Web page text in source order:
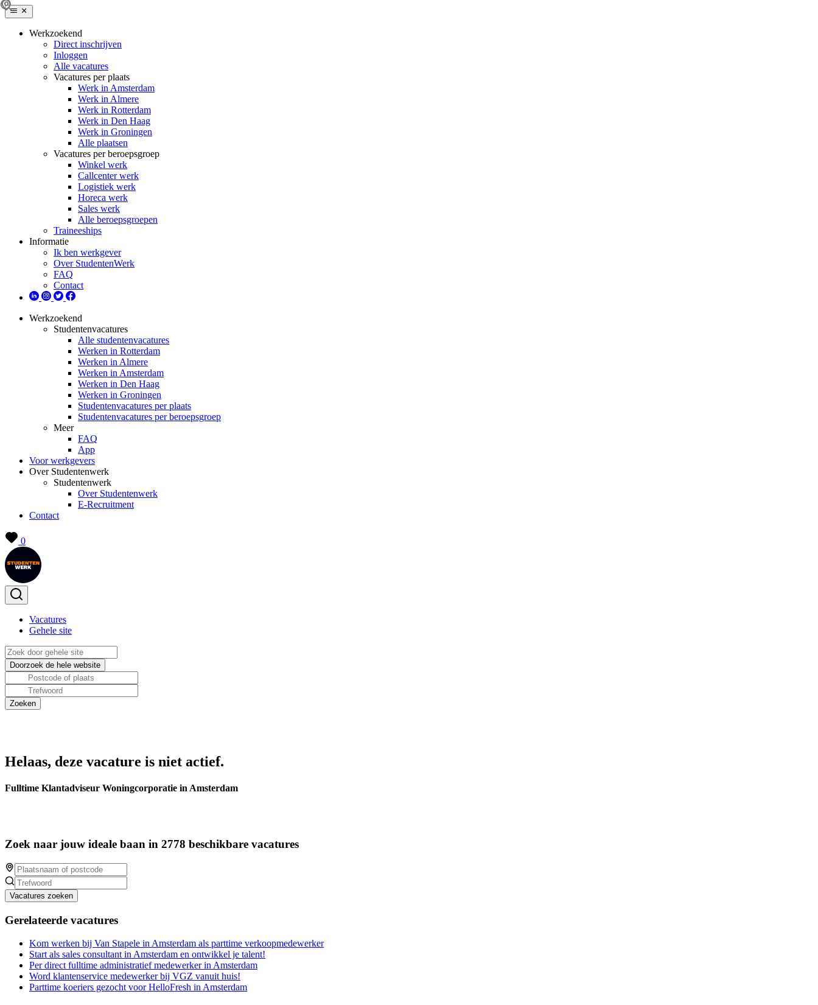
Werkzoekend
Direct inschrijven
Inloggen
Alle vacatures
Vacatures per plaats
Werk in Amsterdam
Werk in Almere
Werk in Rotterdam
Werk in Den Haag
Werk in Groningen
Alle plaatsen
Vacatures per beroepsgroep
Winkel werk
Callcenter werk
Logistiek werk
Horeca werk
Sales werk
Alle beroepsgroepen
Traineeships
Informatie
Ik ben werkgever
Over StudentenWerk
FAQ
Contact
Werkzoekend
Studentenvacatures
Alle studentenvacatures
Werken in Rotterdam
Werken in Almere
Werken in Amsterdam
Werken in Den Haag
Werken in Groningen
Studentenvacatures per plaats
Studentenvacatures per beroepsgroep
Meer
FAQ
App
Voor werkgevers
Over Studentenwerk
Studentenwerk
Over Studentenwerk
E-Recruitment
Contact
0
Vacatures
Gehele site
Helaas, deze vacature is niet actief.
Fulltime Klantadviseur Woningcorporatie in Amsterdam
Zoek naar jouw ideale baan in 2778 beschikbare vacatures
Vacatures zoeken
Gerelateerde vacatures
Kom werken bij Van Stapele in Amsterdam als parttime verkoopmedewerker
Start als sales consultant in Amsterdam en ontwikkel je talent!
Per direct fulltime administratief medewerker in Amsterdam
Word klantenservice medewerker bij VGZ vanuit huis!
Parttime koeriers gezocht voor HelloFresh in Amsterdam